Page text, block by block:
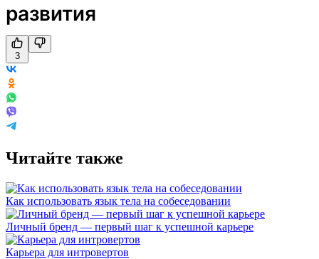
развития
3
Читайте также
Как использовать язык тела на собеседовании
Личный бренд — первый шаг к успешной карьере
Карьера для интровертов